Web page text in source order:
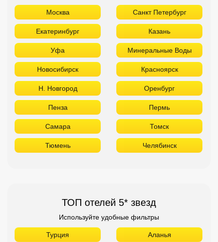
Москва Санкт Петербург
Екатеринбург Казань
Уфа Минеральные Воды
Новосибирск Красноярск
Н. Новгород Оренбург
Пенза Пермь
Самара Томск
Тюмень Челябинск
ТОП отелей 5* звезд
Используйте удобные фильтры
Турция Аланья